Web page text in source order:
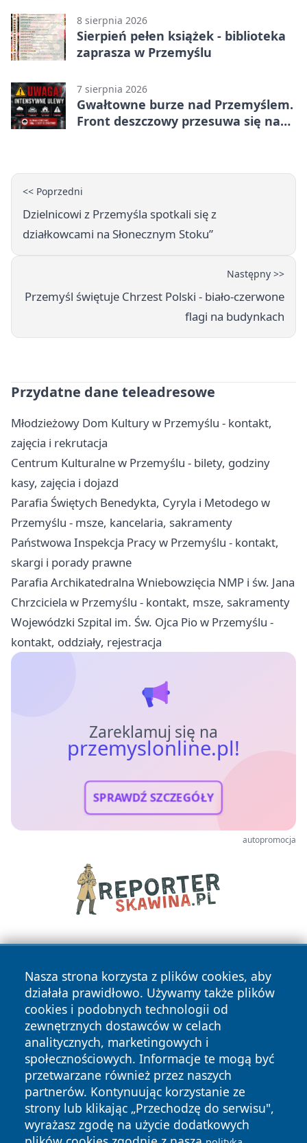
8 sierpnia 2026
Sierpień pełen książek - biblioteka
zaprasza w Przemyślu
7 sierpnia 2026
Gwałtowne burze nad Przemyślem.
Front deszczowy przesuwa się na
<< Poprzedni
Dzielnicowi z Przemyśla spotkali się z
działkowcami na Słonecznym Stoku”
Następny >>
Przemyśl świętuje Chrzest Polski - biało-czerwone
flagi na budynkach
Przydatne dane teleadresowe
Młodzieżowy Dom Kultury w Przemyślu - kontakt,
zajęcia i rekrutacja
Centrum Kulturalne w Przemyślu - bilety, godziny
kasy, zajęcia i dojazd
Parafia Świętych Benedykta, Cyryla i Metodego w
Przemyślu - msze, kancelaria, sakramenty
Państwowa Inspekcja Pracy w Przemyślu - kontakt,
skargi i porady prawne
Parafia Archikatedralna Wniebowzięcia NMP i św. Jana
Chrzciciela w Przemyślu - kontakt, msze, sakramenty
Wojewódzki Szpital im. Św. Ojca Pio w Przemyślu -
kontakt, oddziały, rejestracja
Zareklamuj się na
przemyslonline.pl!
SPRAWDŹ SZCZEGÓŁY
autopromocja
Nasza strona korzysta z plików cookies, aby
działała prawidłowo. Używamy także plików
cookies i podobnych technologii od
zewnętrznych dostawców w celach
analitycznych, marketingowych i
społecznościowych. Informacje te mogą być
przetwarzane również przez naszych
partnerów. Kontynuując korzystanie ze
strony lub klikając „Przechodzę do serwisu",
wyrażasz zgodę na użycie dodatkowych
Copyright © 2026 przemyslonline.pl Wszystkie prawa
zastrzeżone.
News Autorzy
Polityka
Prywatności
Polityka
Cookies